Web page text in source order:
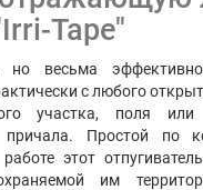
Tape"
но весьма
с любого
участка, поля
причала. Простой по
этот
им